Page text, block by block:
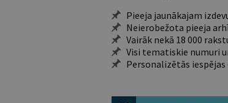
Pieeja jaunākajam
Neierobežota pieeja
Vairāk nekā 18 000
Visi tematiskie numuri
Personalizētās